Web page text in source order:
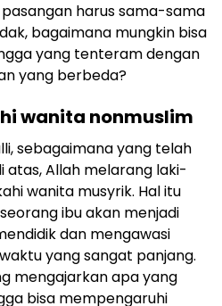
harus sama-sama
bagaimana mungkin bisa
yang tenteram dengan
yang berbeda?
wanita nonmuslim
sebagaimana yang telah
atas, Allah melarang laki-
wanita musyrik. Hal itu
ibu akan menjadi
dan mengawasi
yang sangat panjang.
mengajarkan apa yang
bisa mempengaruhi